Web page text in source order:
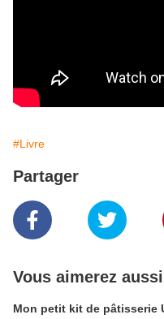
#Livre
Partager
Vous aimerez aussi
Mon petit kit de pâtisserie